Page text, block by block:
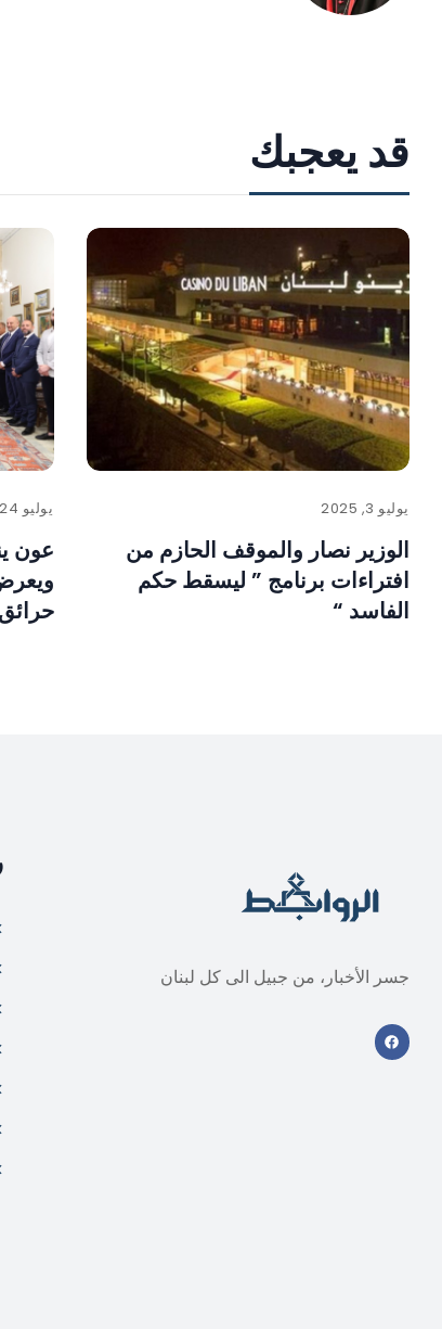
قد يعجبك
يوليو 3, 2025
الوزير نصار والموقف الحازم من
افتراءات برنامج ” ليسقط حكم
الفاسد “
يوليو 24, 2025
عون
جسر الأخبار، من جبيل الى كل لبنان